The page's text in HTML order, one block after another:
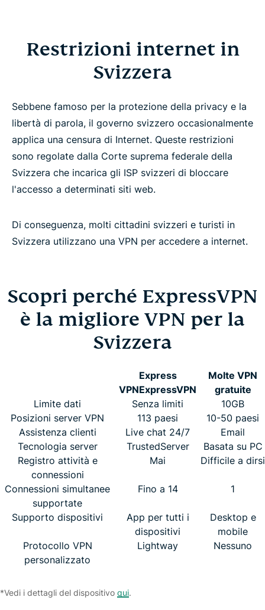
Restrizioni internet in
Svizzera
Sebbene famoso per la protezione della privacy e la
libertà di parola, il governo svizzero occasionalmente
applica una censura di Internet. Queste restrizioni
sono regolate dalla Corte suprema federale della
Svizzera che incarica gli ISP svizzeri di bloccare
l'accesso a determinati siti web.
Di conseguenza, molti cittadini svizzeri e turisti in
Svizzera utilizzano una VPN per accedere a internet.
Scopri perché ExpressVPN
è la migliore VPN per la
Svizzera
Express
VPNExpressVPN
Molte VPN
gratuite
Limite dati
Senza limiti
10GB
Posizioni server VPN
113 paesi
10-50 paesi
Assistenza clienti
Live chat 24/7
Email
Tecnologia server
TrustedServer
Basata su PC
Registro attività e
connessioni
Mai Difficile a dirsi
Connessioni simultanee
supportate
Fino a 14 1
Supporto dispositivi
App per tutti i
dispositivi
Desktop e
mobile
Protocollo VPN
personalizzato
Lightway Nessuno
*Vedi i dettagli del dispositivo qui.